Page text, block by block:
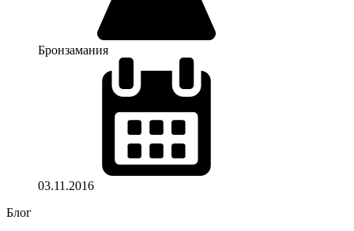
Бронзамания
03.11.2016
Блог